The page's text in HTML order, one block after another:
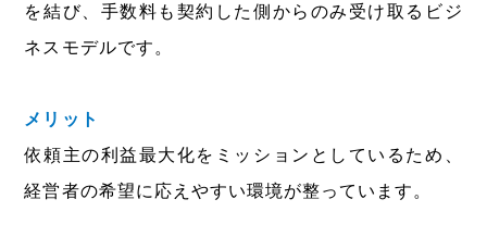
を結び、手数料も契約した側からのみ受け取るビジ
ネスモデルです。
メリット
依頼主の利益最大化をミッションとしているため、
経営者の希望に応えやすい環境が整っています。